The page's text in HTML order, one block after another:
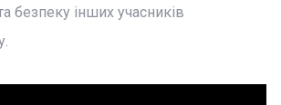
безпеку інших учасників